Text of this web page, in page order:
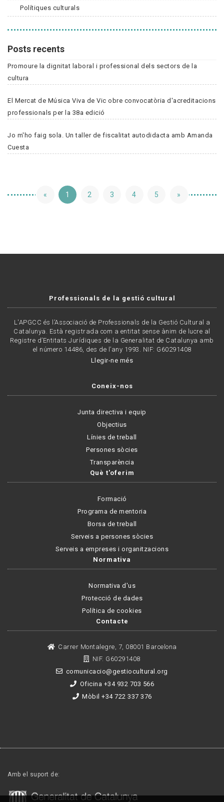
Polítiques culturals
Posts recents
Promoure la dignitat laboral i professional dels sectors de la
cultura
El Mercat de Música Viva de Vic obre convocatòria d'acreditacions
professionals per la 38a edició
Jo m'ho faig sola. Un taller de fiscalitat autodidacta amb Amanda
Cuesta
« 1 2 3 4 5 »
Professionals de la gestió cultural
L'APGCC és l’Associació de Professionals de la Gestió Cultural a
Catalunya. Està registrada com a entitat sense ànim de lucre al
Registre d’Entitats Jurídiques de la Generalitat de Catalunya amb
el número 14486, des de l’any 1993. NIF: G60291408
Llegir-ne més
Coneix-nos
Junta directiva i equip
Objectius
Línies de treball
Persones sòcies
Transparència
Què t'oferim
Formació
Programa de mentoria
Borsa de treball
Serveis a persones sòcies
Serveis a empreses i organitzacions
Normativa
Normativa d'us
Protecció de dades
Política de cookies
Contacte
Carrer Montalegre, 7, 08001 Barcelona
NIF. G60291408
comunicacio@gestiocultural.org
Oficina +34 932 703 566
Mòbil +34 722 337 376
Amb el suport de: